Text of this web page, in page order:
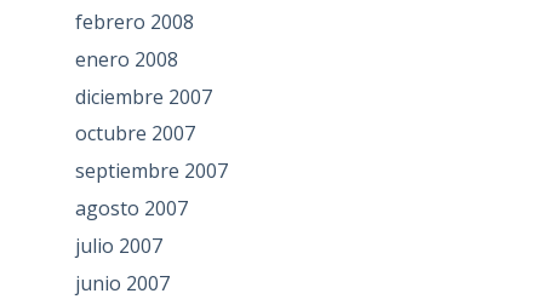
febrero 2008
enero 2008
diciembre 2007
octubre 2007
septiembre 2007
agosto 2007
julio 2007
junio 2007